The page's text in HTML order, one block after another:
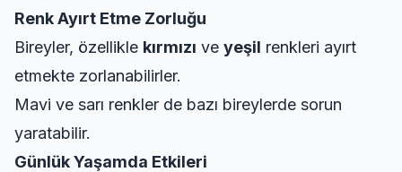
Renk Ayırt Etme Zorluğu
Bireyler, özellikle kırmızı ve yeşil renkleri ayırt
etmekte zorlanabilirler.
Mavi ve sarı renkler de bazı bireylerde sorun
yaratabilir.
Günlük Yaşamda Etkileri